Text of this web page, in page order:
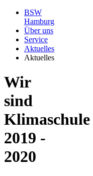
BSW
Hamburg
Über uns
Service
Aktuelles
Aktuelles
Wir
sind
Klimaschule
2019 -
2020